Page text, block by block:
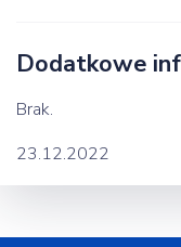
Dodatkowe
Brak.
23.12.2022